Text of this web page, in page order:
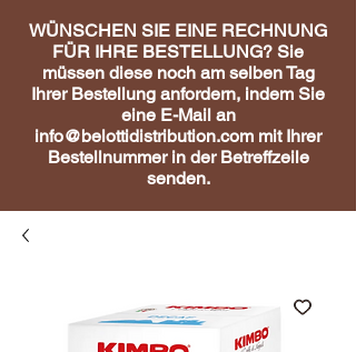
WÜNSCHEN SIE EINE RECHNUNG
FÜR IHRE BESTELLUNG? Sie
müssen diese noch am selben Tag
Ihrer Bestellung anfordern, indem Sie
eine E-Mail an
info@belottidistribution.com mit Ihrer
Bestellnummer in der Betreffzeile
senden.